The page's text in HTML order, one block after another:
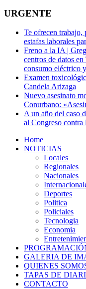
URGENTE
Te ofrecen trabajo,
estafas laborales
Freno a la IA |
centros de datos
consumo eléctrico
Examen
Candela Arizaga
Nuevo asesinato
Conurbano:
A un año del caso
al Congreso
Home
NOTICIAS
Locales
Regionales
Nacionales
Deportes
Politica
Policiales
Tecnologia
Economia
GALERIA DE
QUIENES
TAPAS DE
CONTACTO